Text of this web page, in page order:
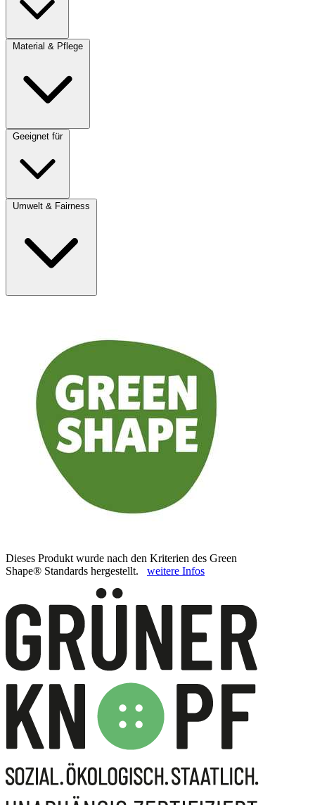
Material & Pflege
Geeignet für
Umwelt & Fairness
Dieses Produkt wurde nach den Kriterien des Green
Shape® Standards hergestellt. weitere Infos